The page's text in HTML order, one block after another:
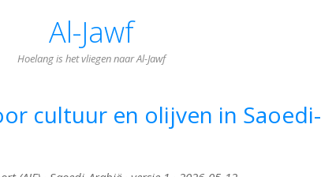
Al-Jawf
Hoelang is het vliegen naar Al-Jawf
cultuur en olijven in Saoedi-